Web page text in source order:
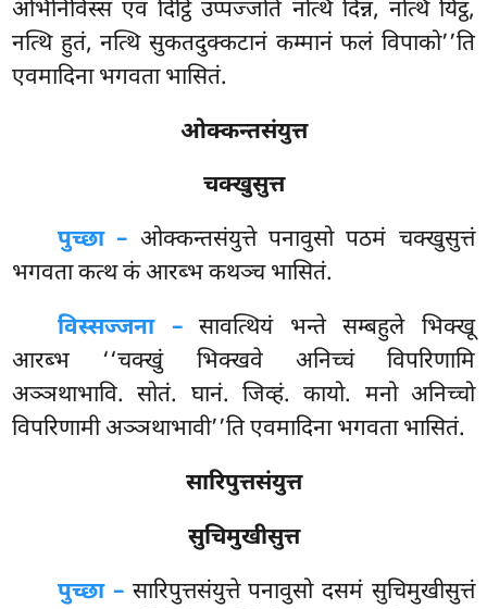
अभिनिविस्स एवं दिट्ठि उप्पज्जति नत्थि दिन्नं, नत्थि यिट्ठं,
नत्थि हुतं, नत्थि सुकतदुक्कटानं कम्मानं फलं विपाको’’ति
एवमादिना भगवता भासितं.
ओक्कन्तसंयुत्त
चक्खुसुत्त
पुच्छा – ओक्कन्तसंयुत्तेपनावुसो पठमं चक्खुसुत्तं
भगवता कत्थ कं आरब्भ कथञ्च भासितं.
विस्सज्जना –सावत्थियं भन्ते सम्बहुले भिक्खू
आरब्भ ‘‘चक्खुं भिक्खवे अनिच्चं विपरिणामि
अञ्ञथाभावि. सोतं. घानं. जिव्हं. कायो. मनो अनिच्चो
विपरिणामी अञ्ञथाभावी’’ति एवमादिना भगवता भासितं.
सारिपुत्तसंयुत्त
सुचिमुखीसुत्त
पुच्छा –सारिपुत्तसंयुत्तेपनावुसो दसमं सुचिमुखीसुत्तं